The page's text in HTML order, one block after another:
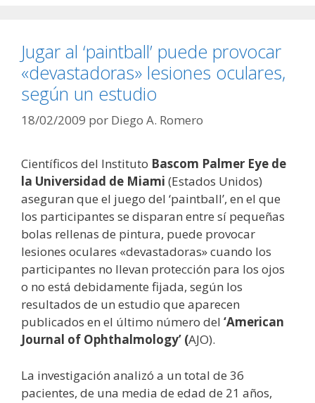
Jugar al ‘paintball’ puede provocar
«devastadoras» lesiones oculares,
según un estudio
18/02/2009 por Diego A. Romero
Científicos del Instituto Bascom Palmer Eye de
la Universidad de Miami (Estados Unidos)
aseguran que el juego del ‘paintball’, en el que
los participantes se disparan entre sí pequeñas
bolas rellenas de pintura, puede provocar
lesiones oculares «devastadoras» cuando los
participantes no llevan protección para los ojos
o no está debidamente fijada, según los
resultados de un estudio que aparecen
publicados en el último número del ‘American
Journal of Ophthalmology’ (AJO).
La investigación analizó a un total de 36
pacientes, de una media de edad de 21 años,